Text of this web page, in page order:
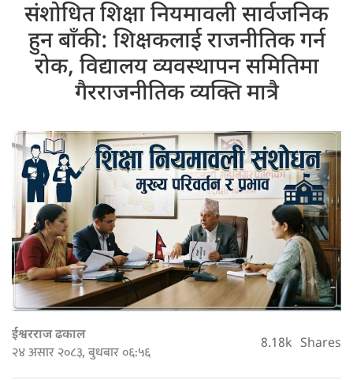
संशोधित शिक्षा नियमावली सार्वजनिक
हुन बाँकी: शिक्षकलाई राजनीतिक गर्न
रोक, विद्यालय व्यवस्थापन समितिमा
गैरराजनीतिक व्यक्ति मात्रै
ईश्वरराज ढकाल
२४ असार २०८३, बुधबार ०६:५६ 8.18k Shares